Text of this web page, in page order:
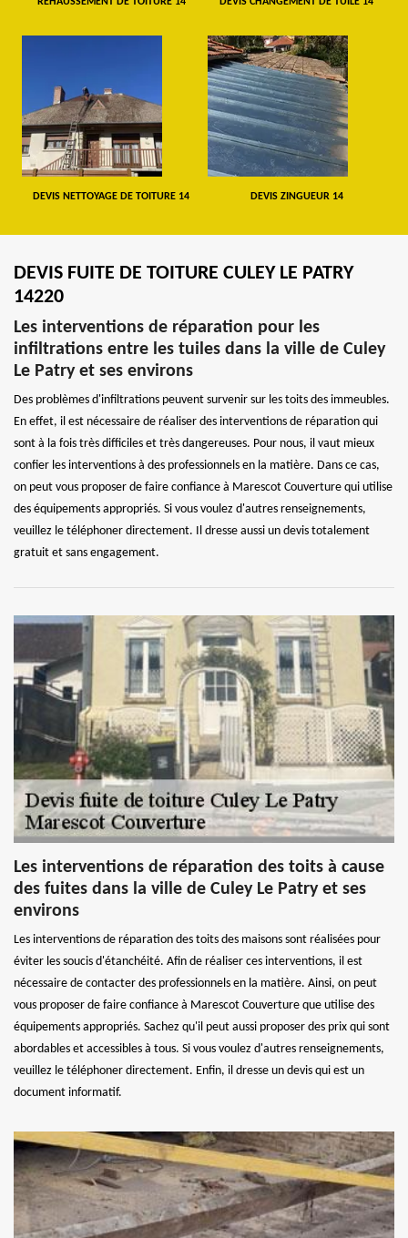
DEVIS NETTOYAGE DE TOITURE 14 DEVIS ZINGUEUR 14
DEVIS FUITE DE TOITURE CULEY LE PATRY
14220
Les interventions de réparation pour les
infiltrations entre les tuiles dans la ville de Culey
Le Patry et ses environs
Des problèmes d'infiltrations peuvent survenir sur les toits des immeubles.
En effet, il est nécessaire de réaliser des interventions de réparation qui
sont à la fois très difficiles et très dangereuses. Pour nous, il vaut mieux
confier les interventions à des professionnels en la matière. Dans ce cas,
on peut vous proposer de faire confiance à Marescot Couverture qui utilise
des équipements appropriés. Si vous voulez d'autres renseignements,
veuillez le téléphoner directement. Il dresse aussi un devis totalement
gratuit et sans engagement.
Les interventions de réparation des toits à cause
des fuites dans la ville de Culey Le Patry et ses
environs
Les interventions de réparation des toits des maisons sont réalisées pour
éviter les soucis d'étanchéité. Afin de réaliser ces interventions, il est
nécessaire de contacter des professionnels en la matière. Ainsi, on peut
vous proposer de faire confiance à Marescot Couverture que utilise des
équipements appropriés. Sachez qu'il peut aussi proposer des prix qui sont
abordables et accessibles à tous. Si vous voulez d'autres renseignements,
veuillez le téléphoner directement. Enfin, il dresse un devis qui est un
document informatif.